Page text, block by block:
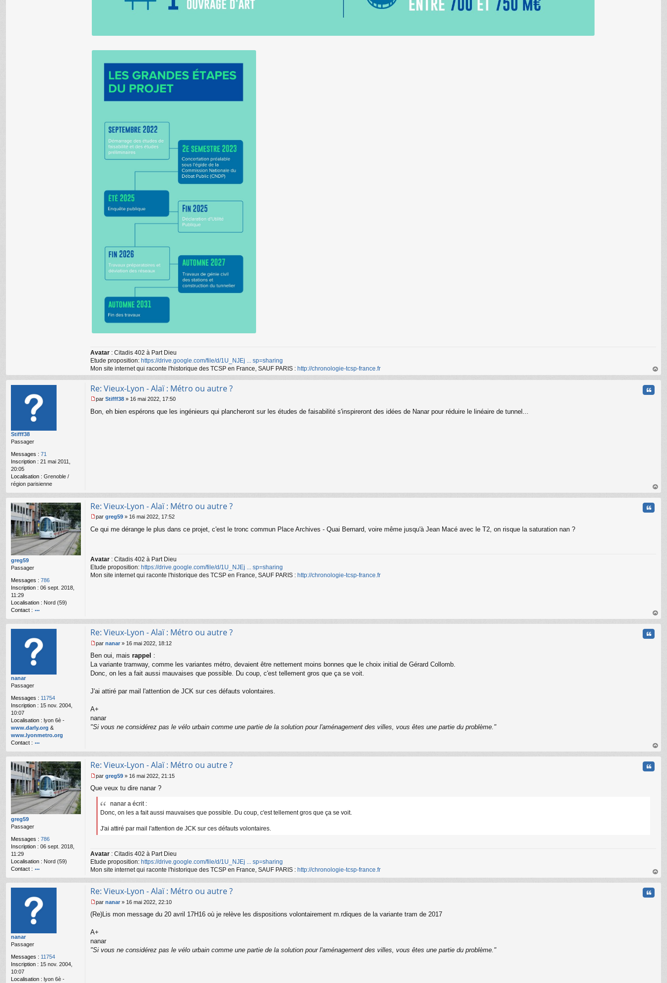
Avatar : Citadis 402 à Part Dieu
Etude proposition: https://drive.google.com/file/d/1U_NJEj ... sp=sharing
Mon site internet qui raconte l'historique des TCSP en France, SAUF PARIS : http://chronologie-tcsp-france.fr
au
Stifff38
Passager
Messages : 71
Inscription : 21 mai 2011,
20:05
Localisation : Grenoble /
région parisienne
Re: Vieux-Lyon - Alaï : Métro ou autre ?
e
par Stifff38 » 16 mai 2022, 17:50
Bon, eh bien espérons que les ingénieurs qui plancheront sur les études de faisabilité s'inspireront des idées de Nanar pour réduire le linéaire de tunnel...
au
greg59
Passager
Messages : 786
Inscription : 06 sept. 2018,
11:29
Localisation : Nord (59)
Contact :
o
nt
te
r
gr
e
Re: Vieux-Lyon - Alaï : Métro ou autre ?
e
g
e
n
par greg59 » 16 mai 2022, 17:52
Ce qui me dérange le plus dans ce projet, c'est le tronc commun Place Archives - Quai Bernard, voire même jusqu'à Jean Macé avec le T2, on risque la saturation nan ?
Avatar : Citadis 402 à Part Dieu
Etude proposition: https://drive.google.com/file/d/1U_NJEj ... sp=sharing
Mon site internet qui raconte l'historique des TCSP en France, SAUF PARIS : http://chronologie-tcsp-france.fr
au
nanar
Passager
Messages : 11754
Inscription : 15 nov. 2004,
10:07
Localisation : lyon 6è -
www.darly.org &
www.lyonmetro.org
Contact :
o
nt
ac
te
r
n
a
n
ar
Re: Vieux-Lyon - Alaï : Métro ou autre ?
e
s
s
e
o
n
l
u
par nanar » 16 mai 2022, 18:12
Ben oui, mais rappel :
La variante tramway, comme les variantes métro, devaient être nettement moins bonnes que le choix initial de Gérard Collomb.
Donc, on les a fait aussi mauvaises que possible. Du coup, c'est tellement gros que ça se voit.
J'ai attiré par mail l'attention de JCK sur ces défauts volontaires.
A+
nanar
"Si vous ne considérez pas le vélo urbain comme une partie de la solution pour l'aménagement des villes, vous êtes une partie du problème."
au
greg59
Passager
Messages : 786
Inscription : 06 sept. 2018,
11:29
Localisation : Nord (59)
Contact :
o
te
r
gr
e
Re: Vieux-Lyon - Alaï : Métro ou autre ?
e
s
l
u
par greg59 » 16 mai 2022, 21:15
Que veux tu dire nanar ?
nanar a écrit :
Donc, on les a fait aussi mauvaises que possible. Du coup, c'est tellement gros que ça se voit.
J'ai attiré par mail l'attention de JCK sur ces défauts volontaires.
Avatar : Citadis 402 à Part Dieu
Etude proposition: https://drive.google.com/file/d/1U_NJEj ... sp=sharing
Mon site internet qui raconte l'historique des TCSP en France, SAUF PARIS : http://chronologie-tcsp-france.fr
au
nanar
Passager
Messages : 11754
Inscription : 15 nov. 2004,
10:07
Localisation : lyon 6è -
Re: Vieux-Lyon - Alaï : Métro ou autre ?
e
s
g
e
par nanar » 16 mai 2022, 22:10
(Re)Lis mon message du 20 avril 17H16 où je relève les dispositions volontairement m.rdiques de la variante tram de 2017
A+
nanar
"Si vous ne considérez pas le vélo urbain comme une partie de la solution pour l'aménagement des villes, vous êtes une partie du problème."